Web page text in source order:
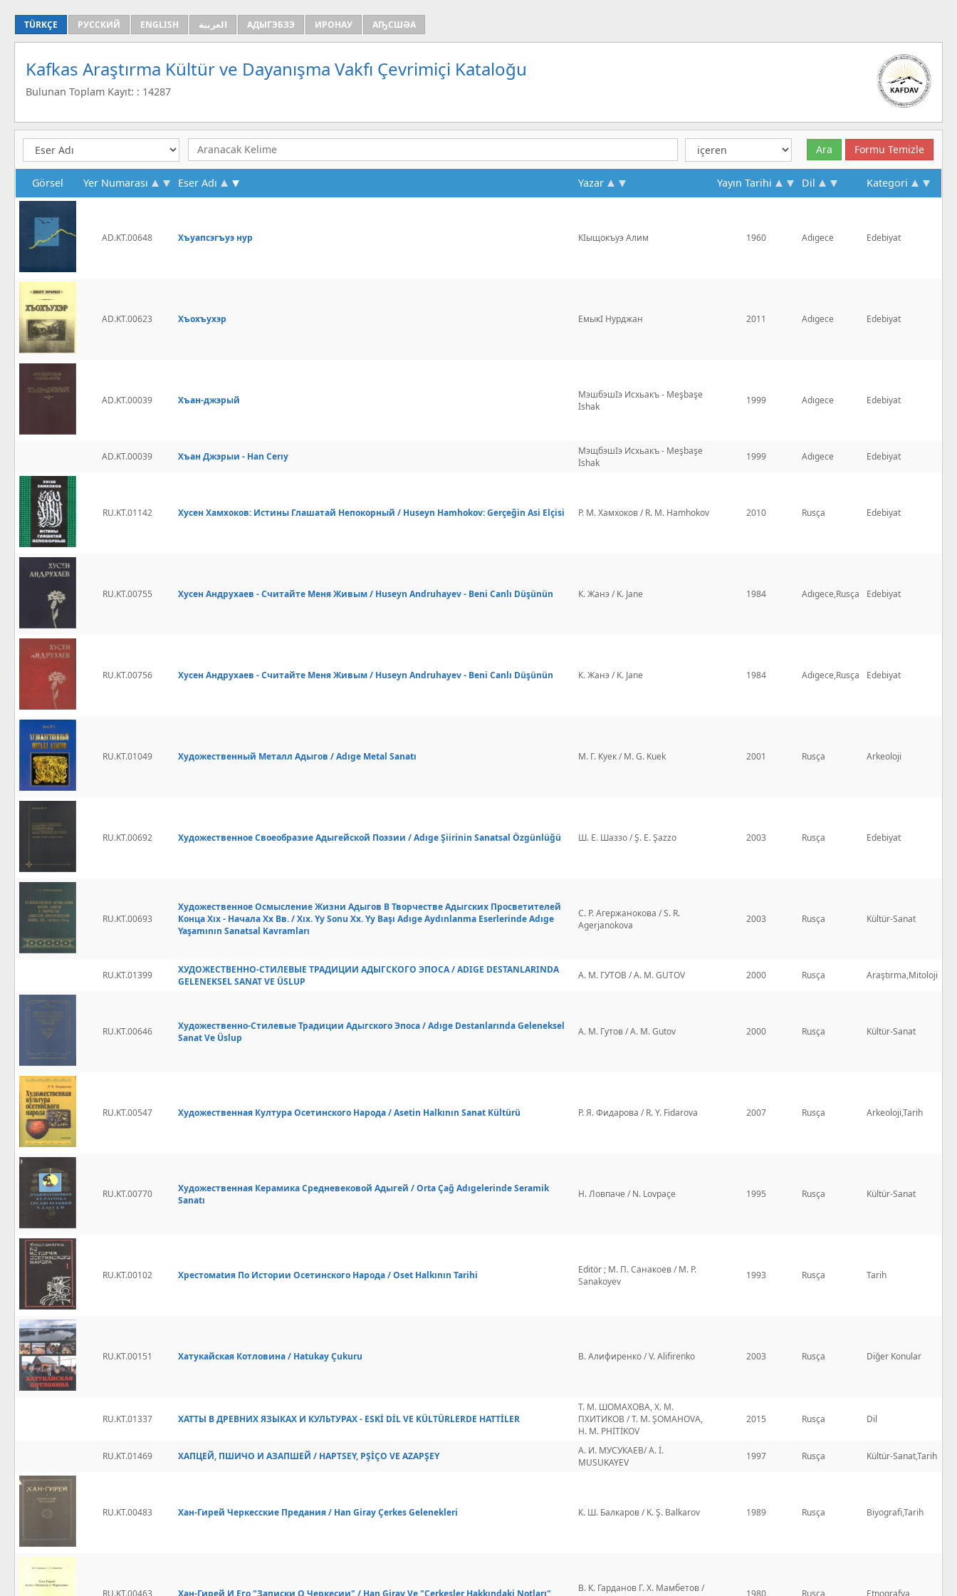
TÜRKÇE РУССКИЙ ENGLISH العربية АДЫГЭБЗЭ ИРОНАУ АҦСШӘА
Kafkas Araştırma Kültür ve Dayanışma Vakfı Çevrimiçi Kataloğu
Bulunan Toplam Kayıt: : 14287
Görsel Yer Numarası Eser Adı Yazar Yayın Tarihi Dil Kategori
AD.KT.00648 Хъуапсэгъуэ нур КІыщокъуэ Алим 1960 Adıgece Edebiyat
AD.KT.00623 Хъохъухэр ЕмыкІ Нурджан 2011 Adıgece Edebiyat
AD.KT.00039 Хъан-джэрый
МэшбэшIэ Исхьакъ - Meşbaşe
İshak
1999 Adıgece Edebiyat
АD.KT.00039 Хъан Джэрыи - Han Cerıy
МэщбэшIэ Исхьакъ - Meşbaşe
İshak
1999 Adıgece Edebiyat
RU.KT.01142 Хусен Хамхоков: Истины Глашатай Непокорный / Huseyn Hamhokov: Gerçeğin Asi Elçisi Р. М. Хамхоков / R. M. Hamhokov 2010 Rusça Edebiyat
RU.KT.00755 Хусен Андрухаев - Считайте Меня Живым / Huseyn Andruhayev - Beni Canlı Düşünün К. Жанэ / K. Jane 1984 Adıgece,Rusça Edebiyat
RU.KT.00756 Хусен Андрухаев - Считайте Меня Живым / Huseyn Andruhayev - Beni Canlı Düşünün К. Жанэ / K. Jane 1984 Adıgece,Rusça Edebiyat
RU.KT.01049 Художественный Металл Адыгов / Adıge Metal Sanatı М. Г. Куек / M. G. Kuek 2001 Rusça Arkeoloji
RU.KT.00692 Художественное Своеобразие Адыгейской Поэзии / Adıge Şiirinin Sanatsal Özgünlüğü Ш. Е. Шаззо / Ş. E. Şazzo 2003 Rusça Edebiyat
RU.KT.00693
Художественное Осмысление Жизни Адыгов В Творчестве Адыгских Просветителей
Конца Xıx - Начала Xx Вв. / Xıx. Yy Sonu Xx. Yy Başı Adıge Aydınlanma Eserlerinde Adıge
Yaşamının Sanatsal Kavramları
С. Р. Агержанокова / S. R.
Agerjanokova
2003 Rusça Kültür-Sanat
RU.KT.01399
ХУДОЖЕСТВЕННО-СТИЛЕВЫЕ ТРАДИЦИИ АДЫГСКОГО ЭПОСА / ADIGE DESTANLARINDA
GELENEKSEL SANAT VE ÜSLUP
А. М. ГУТОВ / A. M. GUTOV 2000 Rusça Araştırma,Mitoloji
RU.KT.00646
Художественно-Стилевые Традиции Адыгского Эпоса / Adıge Destanlarında Geleneksel
Sanat Ve Üslup
А. М. Гутов / A. M. Gutov 2000 Rusça Kültür-Sanat
RU.KT.00547 Художественная Култура Осетинского Народа / Asetin Halkının Sanat Kültürü Р. Я. Фидарова / R. Y. Fidarova 2007 Rusça Arkeoloji,Tarih
RU.KT.00770
Художественная Керамика Средневековой Адыгей / Orta Çağ Adıgelerinde Seramik
Sanatı
Н. Ловпаче / N. Lovpaçe 1995 Rusça Kültür-Sanat
RU.KT.00102 Хрестомаtия По Истории Осетинского Народа / Oset Halkının Tarihi
Editör ; М. П. Санакоев / M. P.
Sanakoyev
1993 Rusça Tarih
RU.KT.00151 Хатукайская Котловина / Hatukay Çukuru В. Алифиренко / V. Alifirenko 2003 Rusça Diğer Konular
RU.KT.01337 ХАТТЫ В ДРЕВНИХ ЯЗЫКАХ И КУЛЬТУРАХ - ESKİ DİL VE KÜLTÜRLERDE HATTİLER
Т. М. ШОМАХОВА, Х. М.
ПХИТИКОВ / T. M. ŞOMAHOVA,
H. M. PHİTİKOV
2015 Rusça Dil
RU.KT.01469 ХАПЦЕЙ, ПШИЧО И АЗАПШЕЙ / HAPTSEY, PŞİÇO VE AZAPŞEY
А. И. МУСУКАЕВ/ A. İ.
MUSUKAYEV
1997 Rusça Kültür-Sanat,Tarih
RU.KT.00483 Хан-Гирей Черкесские Предания / Han Giray Çerkes Gelenekleri К. Ш. Балкаров / K. Ş. Balkarov 1989 Rusça Biyografi,Tarih
RU.KT.00463 Хан-Гирей И Его "Записки О Черкесии" / Han Giray Ve "Çerkesler Hakkındaki Notları"
В. К. Гарданов Г. Х. Мамбетов /
1980 Rusça Etnografya